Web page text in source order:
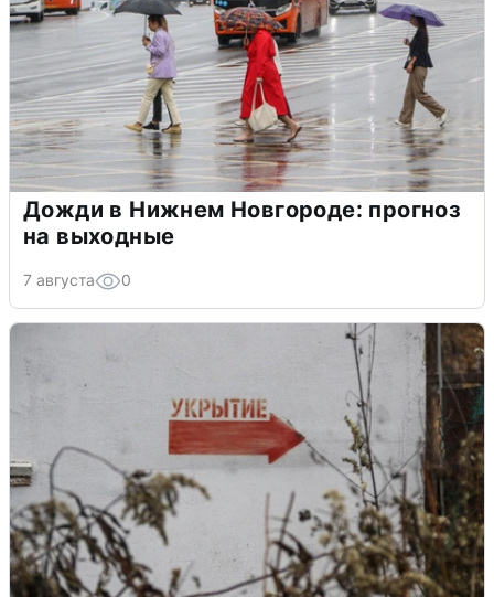
Дожди в Нижнем Новгороде: прогноз
на выходные
7 августа 0